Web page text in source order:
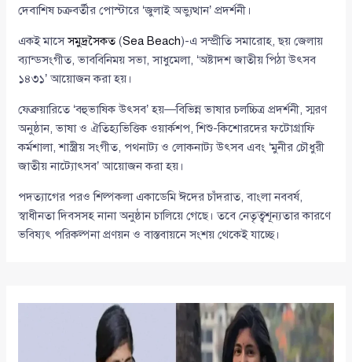
দেবাশিষ চক্রবর্তীর পোস্টারে ‘জুলাই অভ্যুত্থান’ প্রদর্শনী।
একই মাসেসমুদ্রসৈকত(Sea Beach)-এ সম্প্রীতি সমারোহ, ছয় জেলায়
ব্যান্ডসংগীত, ভাববিনিময় সভা, সাধুমেলা, ‘অষ্টাদশ জাতীয় পিঠা উৎসব
১৪৩১’ আয়োজন করা হয়।
ফেব্রুয়ারিতে ‘বহুভাষিক উৎসব’ হয়—বিভিন্ন ভাষার চলচ্চিত্র প্রদর্শনী, স্মরণ
অনুষ্ঠান, ভাষা ও ঐতিহ্যভিত্তিক ওয়ার্কশপ, শিশু-কিশোরদের ফটোগ্রাফি
কর্মশালা, শাস্ত্রীয় সংগীত, পথনাট্য ও লোকনাট্য উৎসব এবং ‘মুনীর চৌধুরী
জাতীয় নাট্যোৎসব’ আয়োজন করা হয়।
পদত্যাগের পরও শিল্পকলা একাডেমি ঈদের চাঁদরাত, বাংলা নববর্ষ,
স্বাধীনতা দিবসসহ নানা অনুষ্ঠান চালিয়ে গেছে। তবে নেতৃত্বশূন্যতার কারণে
ভবিষ্যৎ পরিকল্পনা প্রণয়ন ও বাস্তবায়নে সংশয় থেকেই যাচ্ছে।